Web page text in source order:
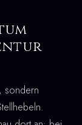
sondern